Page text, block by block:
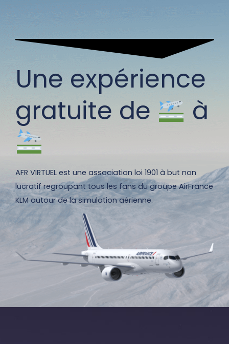
Une expérience
gratuite de
à
AFR VIRTUEL est une association loi 1901 à but non
lucratif regroupant tous les fans du groupe AirFrance
KLM autour de la simulation aérienne.